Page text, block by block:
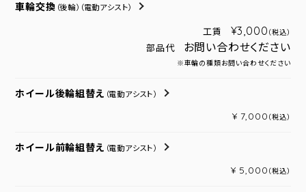
車輪交換 （後輪） （電動アシスト）
工賃 ¥3,000 （税込）
部品代 お問い合わせください
※車輪の種類お問い合わせください
ホイール後輪組替え （電動アシスト）
¥ 7,000 （税込）
ホイール前輪組替え （電動アシスト）
¥ 5,000 （税込）